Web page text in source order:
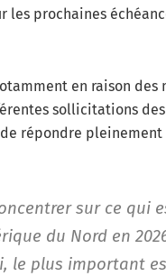
les prochaines
en raison
sollicitations
répondre
sur ce qui
du Nord en
le plus important